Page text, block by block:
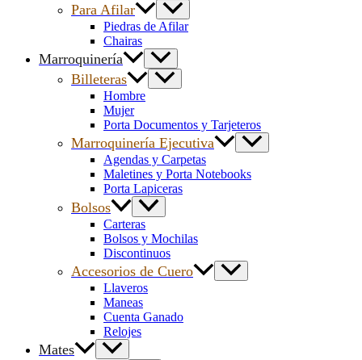
Para Afilar
Piedras de Afilar
Chairas
Marroquinería
Billeteras
Hombre
Mujer
Porta Documentos y Tarjeteros
Marroquinería Ejecutiva
Agendas y Carpetas
Maletines y Porta Notebooks
Porta Lapiceras
Bolsos
Carteras
Bolsos y Mochilas
Discontinuos
Accesorios de Cuero
Llaveros
Maneas
Cuenta Ganado
Relojes
Mates